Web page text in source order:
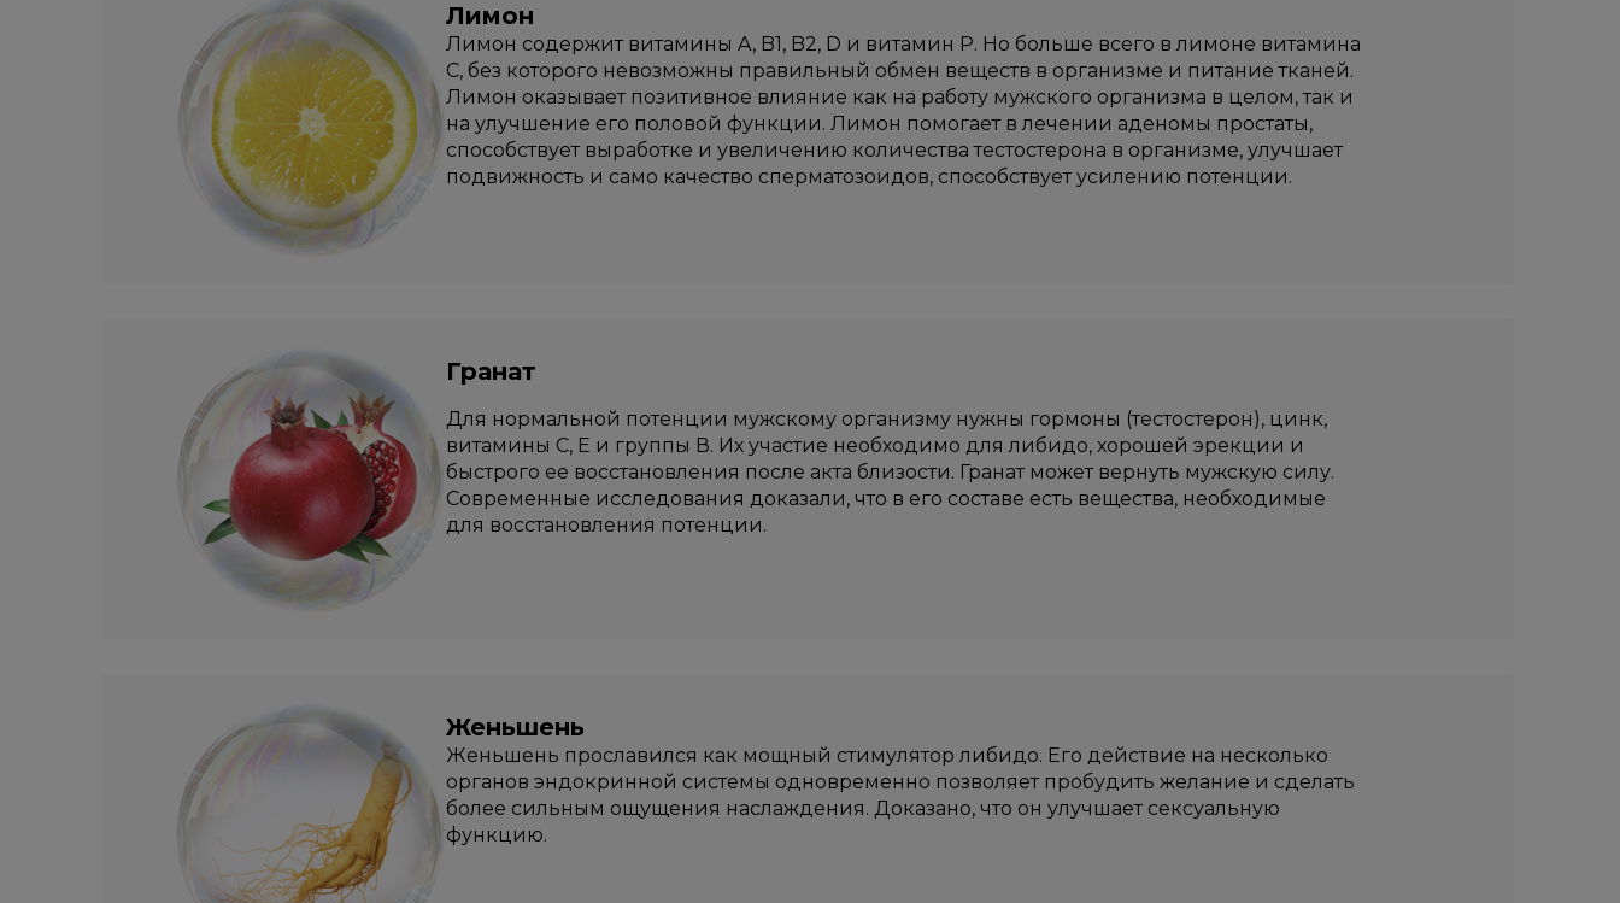
Лимон
Лимон содержит витамины A, B1, B2, D и витамин P. Но больше всего в лимоне витамина
С, без которого невозможны правильный обмен веществ в организме и питание тканей.
Лимон оказывает позитивное влияние как на работу мужского организма в целом, так и
на улучшение его половой функции. Лимон помогает в лечении аденомы простаты,
способствует выработке и увеличению количества тестостерона в организме, улучшает
подвижность и само качество сперматозоидов, способствует усилению потенции.
Гранат
Для нормальной потенции мужскому организму нужны гормоны (тестостерон), цинк,
витамины С, Е и группы В. Их участие необходимо для либидо, хорошей эрекции и
быстрого ее восстановления после акта близости. Гранат может вернуть мужскую силу.
Современные исследования доказали, что в его составе есть вещества, необходимые
для восстановления потенции.
Женьшень
Женьшень прославился как мощный стимулятор либидо. Его действие на несколько
органов эндокринной системы одновременно позволяет пробудить желание и сделать
более сильным ощущения наслаждения. Доказано, что он улучшает сексуальную
функцию.